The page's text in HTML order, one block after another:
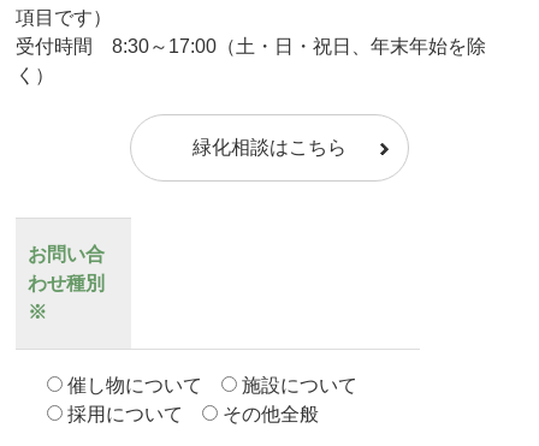
項目です）
受付時間 8:30～17:00（土・日・祝日、年末年始を除
く）
緑化相談はこちら
お問い合
わせ種別
※
催し物について
施設について
採用について
その他全般